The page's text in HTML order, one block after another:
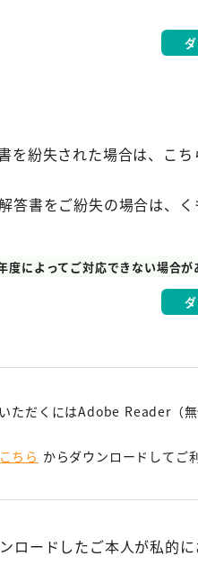
を紛失された場合は、こち
答書をご紛失の場合は、
によってご対応できない場合が
ただくにはAdobe Reader（
こちら からダウンロードしてご
ロードしたご本人が私的に